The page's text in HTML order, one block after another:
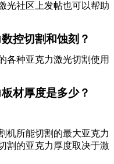
光社区上发帖也可以帮助
控切割和蚀刻？
各种亚克力激光切割使用
材厚度是多少？
机所能切割的最大亚克力
割的亚克力厚度取决于激